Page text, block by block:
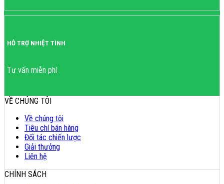
HỖ TRỢ NHIỆT TÌNH
Tư vấn miễn phí
VỀ CHÚNG TÔI
Về chúng tôi
Tiêu chí bán hàng
Đối tác chiến lược
Giải thưởng
Liên hệ
CHÍNH SÁCH